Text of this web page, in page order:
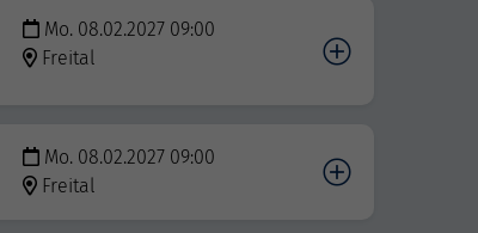
Mo. 08.02.2027 09:00
Freital
Mo. 08.02.2027 09:00
Freital